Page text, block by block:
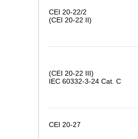
CEI 20-22/2
(CEI 20-22 II)
(CEI 20-22 III)
IEC 60332-3-24 Cat. C
CEI 20-27